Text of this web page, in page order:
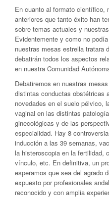
En cuanto al formato científico,
anteriores que tanto éxito han
sobre temas actuales y
Evidentemente y como no
nuestras mesas estrella tratara
debatirán todos los aspectos
en nuestra Comunidad
Debatiremos en nuestras
distintas conductas obstétricas
novedades en el suelo pélvico,
vaginal en las distintas
ginecológicas y de las
especialidad. Hay 8
inducción a las 39 semanas,
la histeroscopia en la fertilidad,
vínculo, etc. En definitiva, un
esperamos que sea del agrado
expuesto por profesionales
reconocido y con amplia